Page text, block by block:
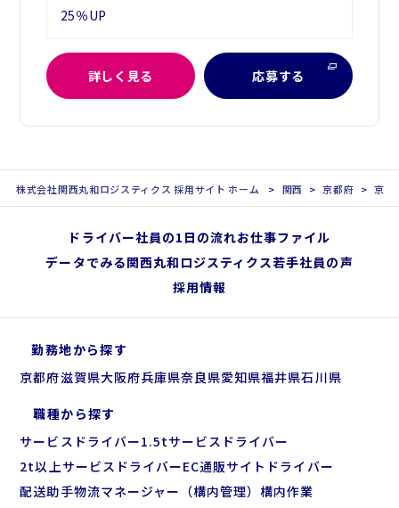
25％UP
詳しく見る 応募する
株式会社関西丸和ロジスティクス 採用サイト ホーム 関西 京都府 京都
ドライバー社員の1日の流れお仕事ファイル
データでみる関西丸和ロジスティクス若手社員の声
採用情報
勤務地から探す
京都府滋賀県大阪府兵庫県奈良県愛知県福井県石川県
職種から探す
サービスドライバー1.5tサービスドライバー
2t以上サービスドライバーEC通販サイトドライバー
配送助手物流マネージャー（構内管理）構内作業